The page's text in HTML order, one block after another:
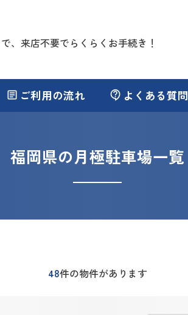
、来店不要でらくらくお手続き！
article ご利用の流れ contact_support よくある質問
福岡県の月極駐車場一覧
48件の物件があります